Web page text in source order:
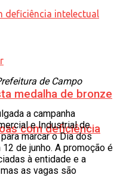
medalha de bronze
com deficiência
de Campo
a campanha
e Industrial de
marcar o Dia dos
de junho. A promoção é
à entidade e a
as vagas são